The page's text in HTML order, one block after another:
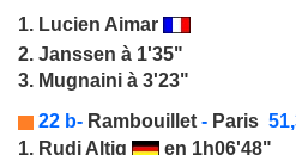
1. Lucien Aimar
2. Janssen à 1'35"
3. Mugnaini à 3'23"
22 b- Rambouillet - Paris
1. Rudi Altig en 1h06'48"